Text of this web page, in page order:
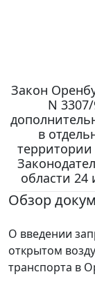
Закон
N
в
территории
области 24
Обзор
О введении
открытом
транспорта в